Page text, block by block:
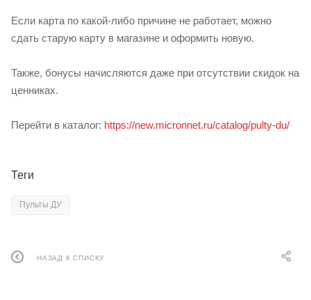
Если карта по какой-либо причине не работает, можно
сдать старую карту в магазине и оформить новую.
Также, бонусы начисляются даже при отсутствии скидок на
ценниках.
Перейти в каталог: https://new.micronnet.ru/catalog/pulty-du/
Теги
Пульты ДУ
НАЗАД К СПИСКУ